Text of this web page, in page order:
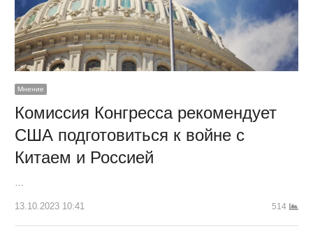
Мнение
Комиссия Конгресса рекомендует
США подготовиться к войне с
Китаем и Россией
…
13.10.2023 10:41 514